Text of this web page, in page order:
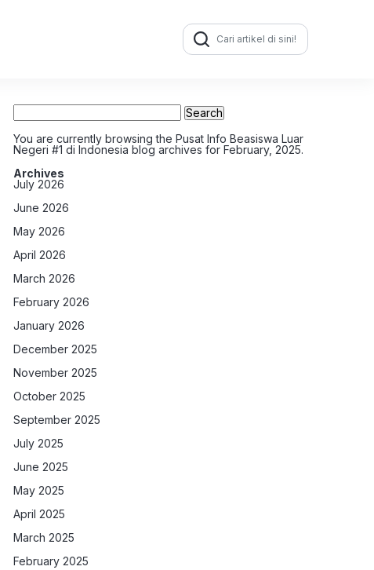
Search
for:
Search
for:
You are currently browsing the Pusat Info Beasiswa Luar
Negeri #1 di Indonesia blog archives for February, 2025.
Archives
July 2026
June 2026
May 2026
April 2026
March 2026
February 2026
January 2026
December 2025
November 2025
October 2025
September 2025
July 2025
June 2025
May 2025
April 2025
March 2025
February 2025